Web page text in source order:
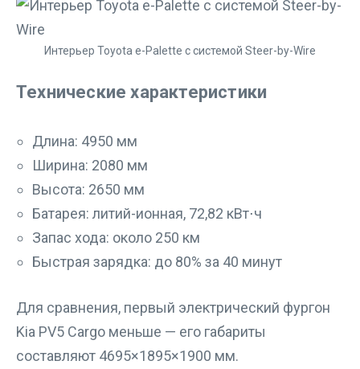
Интерьер Toyota e-Palette с системой Steer-by-Wire
Технические характеристики
Длина: 4950 мм
Ширина: 2080 мм
Высота: 2650 мм
Батарея: литий-ионная, 72,82 кВт⋅ч
Запас хода: около 250 км
Быстрая зарядка: до 80% за 40 минут
Для сравнения, первый электрический фургон
Kia PV5 Cargo меньше — его габариты
составляют 4695×1895×1900 мм.